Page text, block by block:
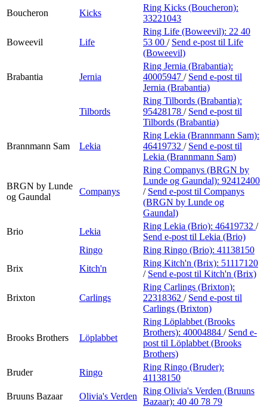
Boucheron
Kicks
Ring Kicks (Boucheron):
33221043
Boweevil Life
Ring Life (Boweevil): 22 40
53 00 / Send e-post til Life
(Boweevil)
Brabantia Jernia
Ring Jernia (Brabantia):
40005947 / Send e-post til
Jernia (Brabantia)
Tilbords
Ring Tilbords (Brabantia):
95428178 / Send e-post til
Tilbords (Brabantia)
Brannmann Sam Lekia
Ring Lekia (Brannmann Sam):
46419732 / Send e-post til
Lekia (Brannmann Sam)
BRGN by Lunde
og Gaundal
Companys
Ring Companys (BRGN by
Lunde og Gaundal): 92412400
/ Send e-post til Companys
(BRGN by Lunde og
Gaundal)
Brio
Lekia
Ring Lekia (Brio): 46419732 /
Send e-post til Lekia (Brio)
Ringo
Ring Ringo (Brio): 41138150
Brix
Kitch'n
Ring Kitch'n (Brix): 51117120
/ Send e-post til Kitch'n (Brix)
Brixton Carlings
Ring Carlings (Brixton):
22318362 / Send e-post til
Carlings (Brixton)
Brooks Brothers Löplabbet
Ring Löplabbet (Brooks
Brothers): 40004884 / Send e-
post til Löplabbet (Brooks
Brothers)
Bruder
Ringo
Ring Ringo (Bruder):
41138150
Bruuns Bazaar
Olivia's Verden
Ring Olivia's Verden (Bruuns
Bazaar): 40 40 78 79